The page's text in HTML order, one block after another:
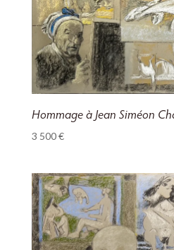
Hommage à Jean Siméon
3 500€